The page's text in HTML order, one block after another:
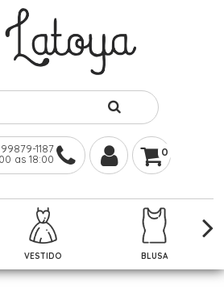
1187
as 18:00
0
VESTIDO BLUSA